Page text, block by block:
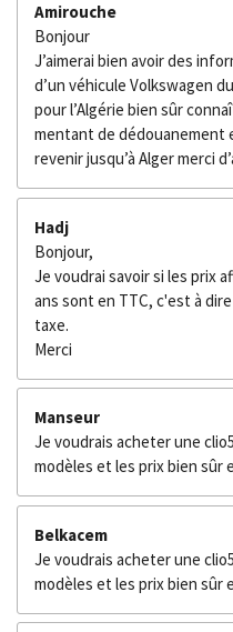
Amirouche
Bonjour
J’aimerai bien avoir des
d’un véhicule Volkswagen
pour l’Algérie bien sûr
mentant de dédouanement
revenir jusqu’à Alger merci
Hadj
Bonjour,
Je voudrai savoir si les prix
ans sont en TTC, c'est à
taxe.
Merci
Manseur
Je voudrais acheter une
modèles et les prix bien sûr
Belkacem
Je voudrais acheter une
modèles et les prix bien sûr